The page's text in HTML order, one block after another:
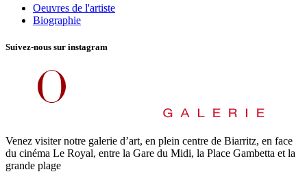
Oeuvres de l'artiste
Biographie
Suivez-nous sur instagram
Venez visiter notre galerie d’art, en plein centre de Biarritz, en face
du cinéma Le Royal, entre la Gare du Midi, la Place Gambetta et la
grande plage